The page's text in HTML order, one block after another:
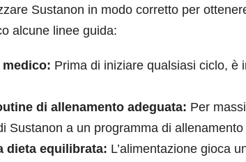
Sustanon in modo corretto per
alcune linee guida:
Prima di iniziare qualsiasi ciclo, è
di allenamento adeguata: Per
Sustanon a un programma di
dieta equilibrata: L’alimentazione gioca